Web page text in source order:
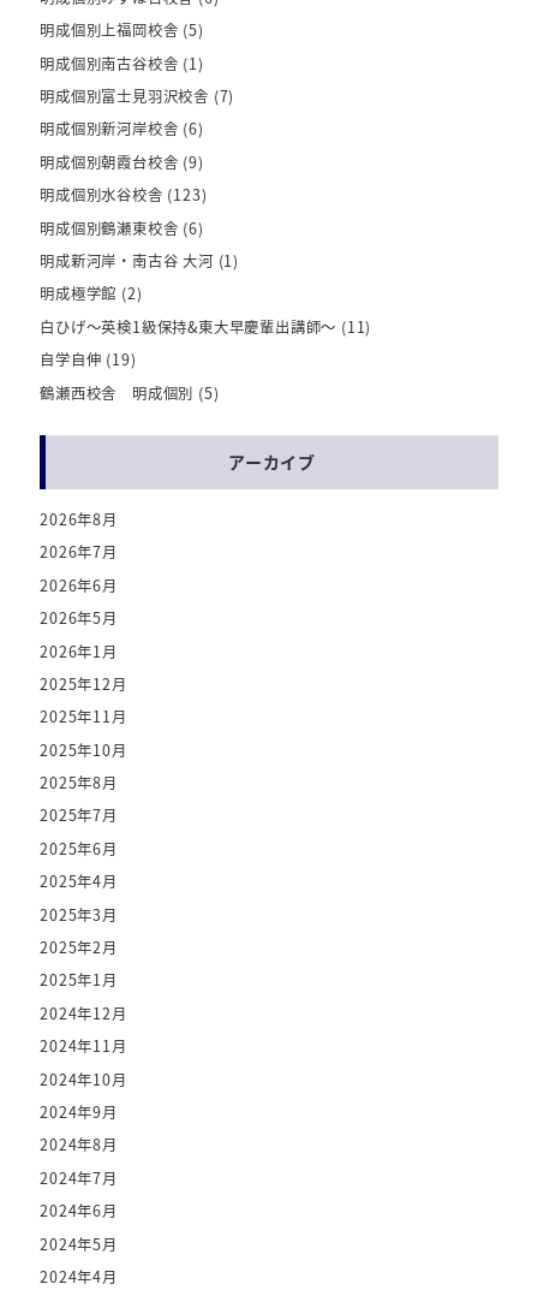
明成個別上福岡校舎 (5)
明成個別南古谷校舎 (1)
明成個別富士見羽沢校舎 (7)
明成個別新河岸校舎 (6)
明成個別朝霞台校舎 (9)
明成個別水谷校舎 (123)
明成個別鶴瀬東校舎 (6)
明成新河岸・南古谷 大河 (1)
明成極学館 (2)
白ひげ～英検1級保持&東大早慶輩出講師～ (11)
自学自伸 (19)
鶴瀬西校舎 明成個別 (5)
アーカイブ
2026年8月
2026年7月
2026年6月
2026年5月
2026年1月
2025年12月
2025年11月
2025年10月
2025年8月
2025年7月
2025年6月
2025年4月
2025年3月
2025年2月
2025年1月
2024年12月
2024年11月
2024年10月
2024年9月
2024年8月
2024年7月
2024年6月
2024年5月
2024年4月